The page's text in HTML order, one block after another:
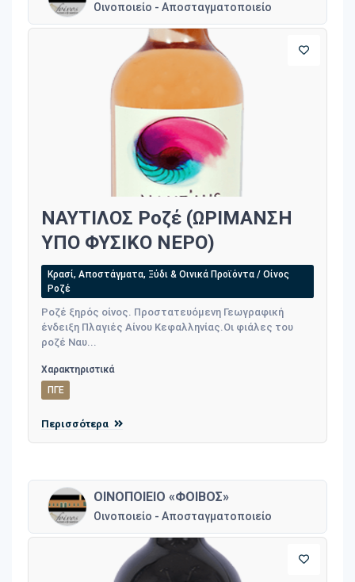
Οινοποιείο - Αποσταγματοποιείο
ΝΑΥΤΙΛΟΣ Ροζέ (ΩΡΙΜΑΝΣΗ
ΥΠΟ ΦΥΣΙΚΟ ΝΕΡΟ)
Κρασί, Αποστάγματα, Ξύδι & Οινικά Προϊόντα / Οίνος
Ροζέ
Ροζέ ξηρός οίνος. Προστατευόμενη Γεωγραφική
ένδειξη Πλαγιές Αίνου Κεφαλληνίας.Οι φιάλες του
ροζέ Ναυ...
Χαρακτηριστικά
ΠΓΕ
Περισσότερα
ΟΙΝΟΠΟΙΕΙΟ «ΦΟΙΒΟΣ»
Οινοποιείο - Αποσταγματοποιείο